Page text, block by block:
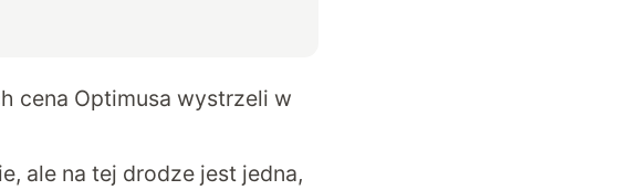
cena Optimusa wystrzeli w
ale na tej drodze jest jedna,